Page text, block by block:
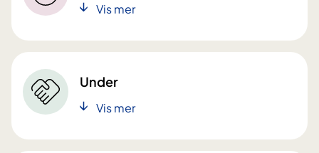
Vis mer
Under
Vis mer